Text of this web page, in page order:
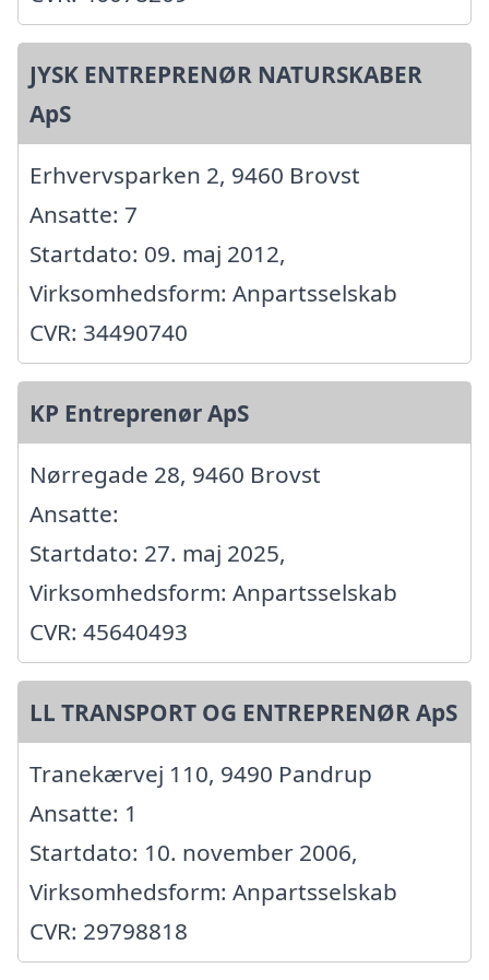
JYSK ENTREPRENØR NATURSKABER
ApS
Erhvervsparken 2, 9460 Brovst
Ansatte: 7
Startdato: 09. maj 2012,
Virksomhedsform: Anpartsselskab
CVR: 34490740
KP Entreprenør ApS
Nørregade 28, 9460 Brovst
Ansatte:
Startdato: 27. maj 2025,
Virksomhedsform: Anpartsselskab
CVR: 45640493
LL TRANSPORT OG ENTREPRENØR ApS
Tranekærvej 110, 9490 Pandrup
Ansatte: 1
Startdato: 10. november 2006,
Virksomhedsform: Anpartsselskab
CVR: 29798818